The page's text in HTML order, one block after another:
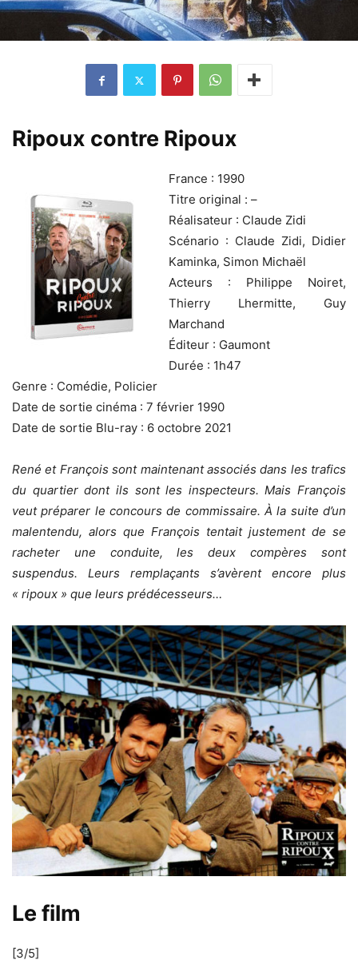
Ripoux contre Ripoux
France : 1990
Titre original : –
Réalisateur : Claude Zidi
Scénario : Claude Zidi, Didier
Kaminka, Simon Michaël
Acteurs : Philippe Noiret,
Thierry Lhermitte, Guy
Marchand
Éditeur : Gaumont
Durée : 1h47
Genre : Comédie, Policier
Date de sortie cinéma : 7 février 1990
Date de sortie Blu-ray : 6 octobre 2021
René et François sont maintenant associés dans les trafics
du quartier dont ils sont les inspecteurs. Mais François
veut préparer le concours de commissaire. À la suite d’un
malentendu, alors que François tentait justement de se
racheter une conduite, les deux compères sont
suspendus. Leurs remplaçants s’avèrent encore plus
« ripoux » que leurs prédécesseurs…
Le film
[3/5]